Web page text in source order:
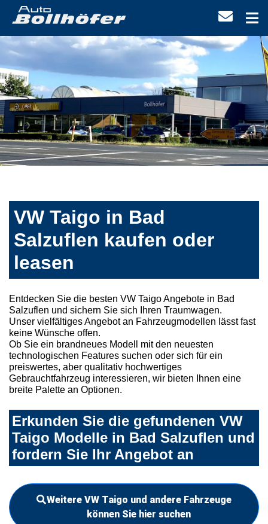
VW Taigo in Bad
Salzuflen kaufen oder
leasen
Entdecken Sie die besten VW Taigo Angebote in Bad
Salzuflen und sichern Sie sich Ihren Traumwagen.
Unser vielfältiges Angebot an Fahrzeugmodellen lässt fast
keine Wünsche offen.
Ob Sie ein brandneues Modell mit den neuesten
technologischen Features suchen oder sich für ein
preiswertes, aber qualitativ hochwertiges
Gebrauchtfahrzeug interessieren, wir bieten Ihnen eine
breite Palette an Optionen.
Erkunden Sie die gefundenen VW
Taigo Modelle in Bad Salzuflen und
fordern Sie Ihr Angebot an
Weitere VW Taigo und andere Fahrzeuge
können Sie hier suchen